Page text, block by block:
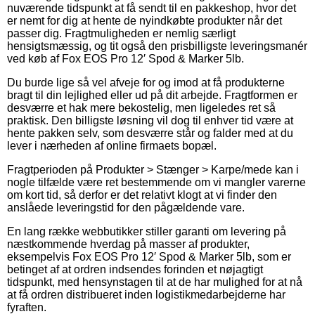
nuværende tidspunkt at få sendt til en pakkeshop, hvor det
er nemt for dig at hente de nyindkøbte produkter når det
passer dig. Fragtmuligheden er nemlig særligt
hensigtsmæssig, og tit også den prisbilligste leveringsmanér
ved køb af Fox EOS Pro 12′ Spod & Marker 5lb.
Du burde lige så vel afveje for og imod at få produkterne
bragt til din lejlighed eller ud på dit arbejde. Fragtformen er
desværre et hak mere bekostelig, men ligeledes ret så
praktisk. Den billigste løsning vil dog til enhver tid være at
hente pakken selv, som desværre står og falder med at du
lever i nærheden af online firmaets bopæl.
Fragtperioden på Produkter > Stænger > Karpe/mede kan i
nogle tilfælde være ret bestemmende om vi mangler varerne
om kort tid, så derfor er det relativt klogt at vi finder den
anslåede leveringstid for den pågældende vare.
En lang række webbutikker stiller garanti om levering på
næstkommende hverdag på masser af produkter,
eksempelvis Fox EOS Pro 12′ Spod & Marker 5lb, som er
betinget af at ordren indsendes forinden et nøjagtigt
tidspunkt, med hensynstagen til at de har mulighed for at nå
at få ordren distribueret inden logistikmedarbejderne har
fyraften.